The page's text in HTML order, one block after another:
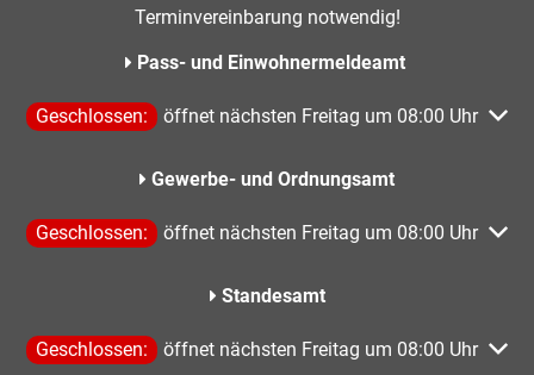
Terminvereinbarung notwendig!
Pass- und Einwohnermeldeamt
Klicken, um weitere Öffnungs- oder Schließzeiten
Geschlossen: öffnet nächsten Freitag um 08:00 Uhr
Gewerbe- und Ordnungsamt
Klicken, um weitere Öffnungs- oder Schließzeiten
Geschlossen: öffnet nächsten Freitag um 08:00 Uhr
Standesamt
Klicken, um weitere Öffnungs- oder Schließzeiten
Geschlossen: öffnet nächsten Freitag um 08:00 Uhr